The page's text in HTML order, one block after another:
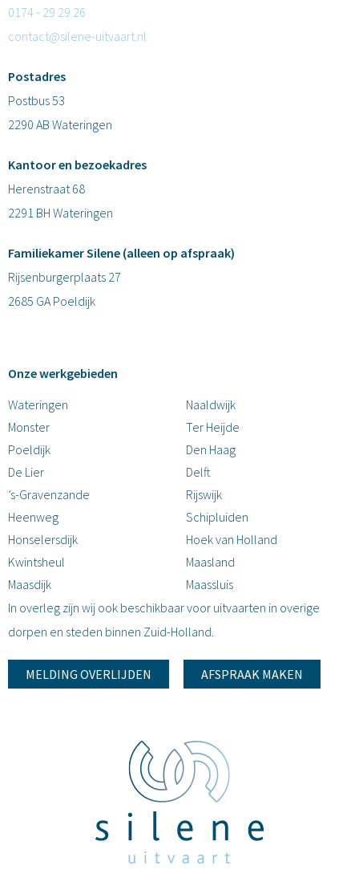
0174 - 29 29 26
contact@silene-uitvaart.nl
Postadres
Postbus 53
2290 AB Wateringen
Kantoor en bezoekadres
Herenstraat 68
2291 BH Wateringen
Familiekamer Silene (alleen op afspraak)
Rijsenburgerplaats 27
2685 GA Poeldijk
Onze werkgebieden
Wateringen
Monster
Poeldijk
De Lier
’s-Gravenzande
Heenweg
Honselersdijk
Kwintsheul
Maasdijk
Naaldwijk
Ter Heijde
Den Haag
Delft
Rijswijk
Schipluiden
Hoek van Holland
Maasland
Maassluis
In overleg zijn wij ook beschikbaar voor uitvaarten in overige
dorpen en steden binnen Zuid-Holland.
MELDING OVERLIJDEN AFSPRAAK MAKEN